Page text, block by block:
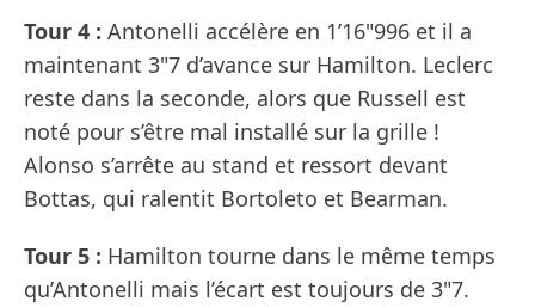
Tour 4 : Antonelli accélère en 1’16"996 et il a
maintenant 3"7 d’avance sur Hamilton. Leclerc
reste dans la seconde, alors que Russell est
noté pour s’être mal installé sur la grille !
Alonso s’arrête au stand et ressort devant
Bottas, qui ralentit Bortoleto et Bearman.
Tour 5 : Hamilton tourne dans le même temps
qu’Antonelli mais l’écart est toujours de 3"7.